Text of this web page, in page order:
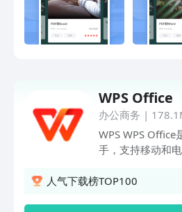
费的word文档转
您无忧。第二版
产品和技术小哥
本、添加注释、
制、删除、共享
开发者的心血，
出真诚的评价和
见，我们将及时
WPS Office
办公商务 |
WPS WPS Office
手，支持移动和
PPT高效制作、
人气下载榜TOP100